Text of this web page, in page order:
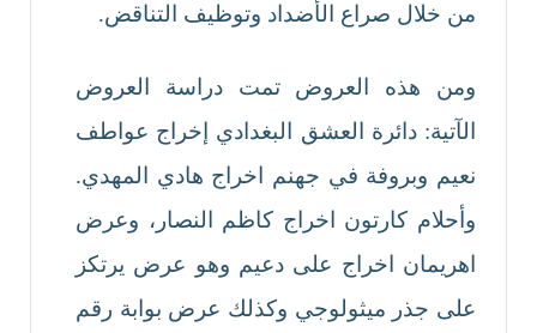
من خلال صراع الأضداد وتوظيف التناقض.
ومن هذه العروض تمت دراسة العروض
الآتية: دائرة العشق البغدادي إخراج عواطف
نعيم وبروفة في جهنم اخراج هادي المهدي.
وأحلام كارتون اخراج كاظم النصار، وعرض
اهريمان اخراج على دعيم وهو عرض يرتكز
على جذر ميثولوجي وكذلك عرض بوابة رقم